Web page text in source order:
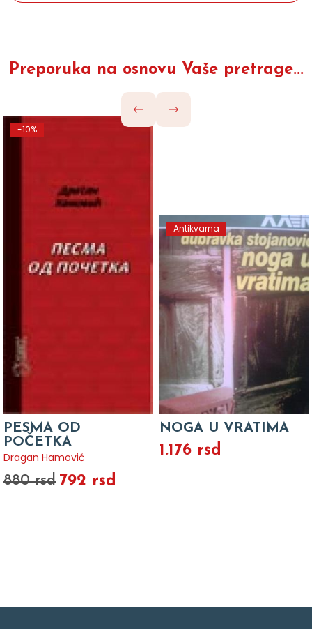
Preporuka na osnovu Vaše pretrage...
-10%
PESMA OD
POČETKA
Dragan Hamović
880 rsd 792 rsd
Antikvarna
NOGA U VRATIMA
1.176 rsd